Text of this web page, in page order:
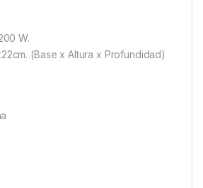
W.
(Base x Altura x Profundidad)